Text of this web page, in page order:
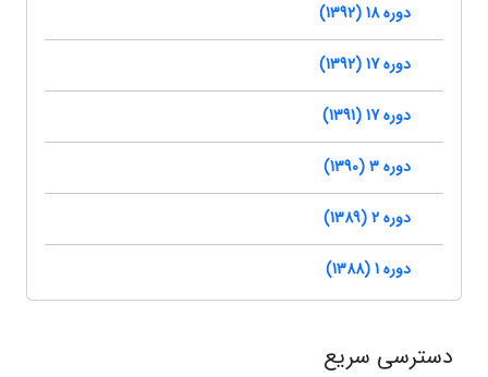
دوره 18 (1392)
دوره 17 (1392)
دوره 17 (1391)
دوره 3 (1390)
دوره 2 (1389)
دوره 1 (1388)
دسترسی سریع